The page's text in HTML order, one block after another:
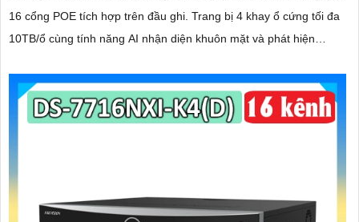
16 cổng POE tích hợp trên đầu ghi. Trang bị 4 khay ổ cứng tối đa
10TB/ổ cùng tính năng AI nhận diện khuôn mặt và phát hiện